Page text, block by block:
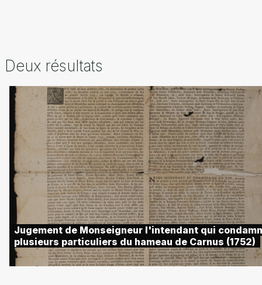
Deux résultats
Jugement de Monseigneur l'intendant qui
plusieurs particuliers du hameau de Carnus (1752)